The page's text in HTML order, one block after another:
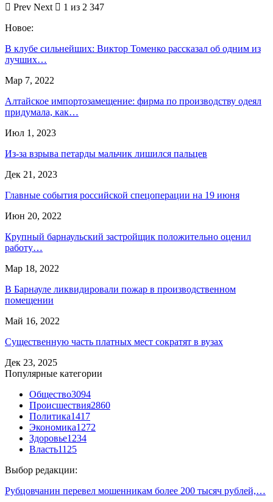
Prev Next
1 из 2 347
Новое:
В клубе сильнейших: Виктор Томенко рассказал об одним из
лучших…
Мар 7, 2022
Алтайское импортозамещение: фирма по производству одеял
придумала, как…
Июл 1, 2023
Из-за взрыва петарды мальчик лишился пальцев
Дек 21, 2023
Главные события российской спецоперации на 19 июня
Июн 20, 2022
Крупный барнаульский застройщик положительно оценил
работу…
Мар 18, 2022
В Барнауле ликвидировали пожар в производственном
помещении
Май 16, 2022
Существенную часть платных мест сократят в вузах
Дек 23, 2025
Популярные категории
Общество3094
Происшествия2860
Политика1417
Экономика1272
Здоровье1234
Власть1125
Выбор редакции:
Рубцовчанин перевел мошенникам более 200 тысяч рублей,…